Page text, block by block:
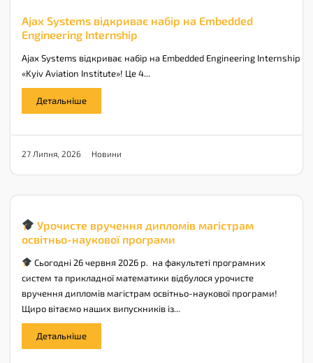
Ajax Systems відкриває набір на Embedded
Engineering Internship
27 Липня, 2026 Новини
Ajax Systems відкриває набір на Embedded Engineering Internship
«Kyiv Aviation Institute»! Це 4...
Детальніше
Урочисте вручення дипломів магістрам
освітньо-наукової програми
Сьогодні 26 червня 2026 р. на факультеті програмних
систем та прикладної математики відбулося урочисте
вручення дипломів магістрам освітньо-наукової програми!
Щиро вітаємо наших випускників із...
Детальніше